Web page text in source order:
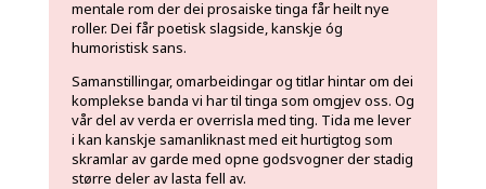
mentale rom der dei prosaiske tinga får heilt nye
roller. Dei får poetisk slagside, kanskje óg
humoristisk sans.
Samanstillingar, omarbeidingar og titlar hintar om dei
komplekse banda vi har til tinga som omgjev oss. Og
vår del av verda er overrisla med ting. Tida me lever
i kan kanskje samanliknast med eit hurtigtog som
skramlar av garde med opne godsvogner der stadig
større deler av lasta fell av.